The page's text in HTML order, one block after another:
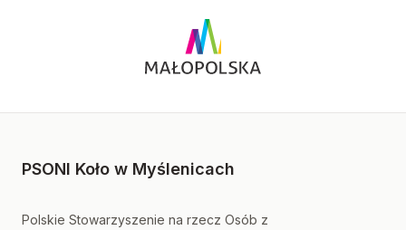
PSONI Koło w Myślenicach
Polskie Stowarzyszenie na rzecz Osób z